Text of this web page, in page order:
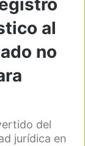
al
no
del
jurídica en